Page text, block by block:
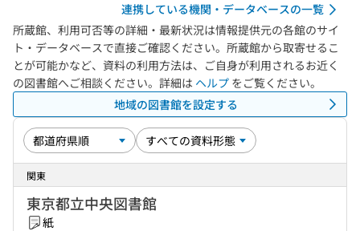
連携している機関・データベースの一覧
所蔵館、利用可否等の詳細・最新状況は情報提供元の各館のサイ
ト・データベースで直接ご確認ください。所蔵館から取寄せるこ
とが可能かなど、資料の利用方法は、ご自身が利用されるお近く
の図書館へご相談ください。詳細は ヘルプ をご覧ください。
地域の図書館を設定する
関東
東京都立中央図書館
紙